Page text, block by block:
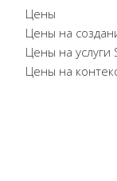
Цены
Цены на
Цены на услуги
Цены на